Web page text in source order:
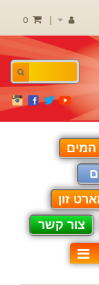
המים
זון
צור קשר